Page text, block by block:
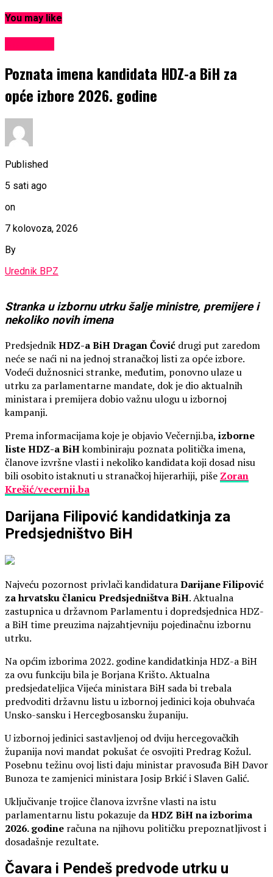
You may like
Poznata imena kandidata HDZ-a BiH za
opće izbore 2026. godine
Published
5 sati ago
on
7 kolovoza, 2026
By
Urednik BPZ
Stranka u izbornu utrku šalje ministre, premijere i
nekoliko novih imena
PredsjednikHDZ-a BiH Dragan Čović drugi put zaredom
neće se naći ni na jednoj stranačkoj listi za opće izbore.
Vodeći dužnosnici stranke, međutim, ponovno ulaze u
utrku za parlamentarne mandate, dok je dio aktualnih
ministara i premijera dobio važnu ulogu u izbornoj
kampanji.
Prema informacijama koje je objavio Večernji.ba, izborne
liste HDZ-a BiHkombiniraju poznata politička imena,
članove izvršne vlasti i nekoliko kandidata koji dosad nisu
bili osobito istaknuti u stranačkoj hijerarhiji, piše Zoran
Krešić/vecernji.ba
Darijana Filipović kandidatkinja za
Predsjedništvo BiH
Najveću pozornost privlači kandidaturaDarijane Filipović
za hrvatsku članicu Predsjedništva BiH. Aktualna
zastupnica u državnom Parlamentu i dopredsjednica HDZ-
a BiH time preuzima najzahtjevniju pojedinačnu izbornu
utrku.
Na općim izborima 2022. godine kandidatkinja HDZ-a BiH
za ovu funkciju bila je Borjana Krišto. Aktualna
predsjedateljica Vijeća ministara BiH sada bi trebala
predvoditi državnu listu u izbornoj jedinici koja obuhvaća
Unsko-sansku i Hercegbosansku županiju.
U izbornoj jedinici sastavljenoj od dviju hercegovačkih
županija novi mandat pokušat će osvojiti Predrag Kožul.
Posebnu težinu ovoj listi daju ministar pravosuđa BiH Davor
Bunoza te zamjenici ministara Josip Brkić i Slaven Galić.
Uključivanje trojice članova izvršne vlasti na istu
parlamentarnu listu pokazuje daHDZ BiH na izborima
2026. godine računa na njihovu političku prepoznatljivost i
dosadašnje rezultate.
Čavara i Pendeš predvode utrku u